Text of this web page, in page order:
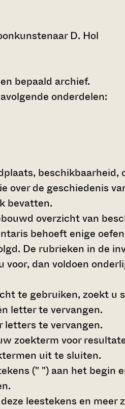
D. Hol
bepaald archief.
onderdelen:
beschikbaarheid,
de geschiedenis
bevatten.
overzicht van
behoeft enige
De rubrieken in de
dan voldoen
te gebruiken, zoekt u
letter te vervangen.
letters te vervangen.
zoekterm voor
uit te sluiten.
(" ") aan het begin
leestekens en meer